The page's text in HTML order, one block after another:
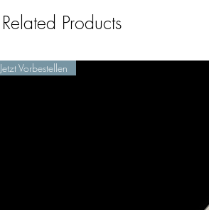
Related Products
Jetzt Vorbestellen